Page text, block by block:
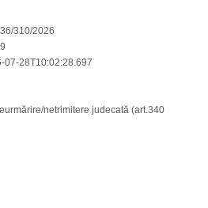
310/2026
07-28T10:02:28.697
netrimitere judecată (art.340